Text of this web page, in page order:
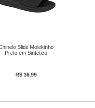
Slide Molekinho
Preto em Sintético
R$ 36,99